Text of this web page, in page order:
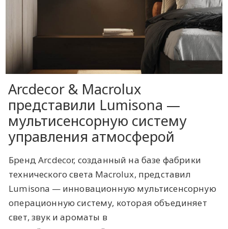
Arcdecor & Macrolux
представили Lumisona —
мультисенсорную систему
управления атмосферой
Бренд Arcdecor, созданный на базе фабрики
технического света Macrolux, представил
Lumisona — инновационную мультисенсорную
операционную систему, которая объединяет
свет, звук и ароматы в